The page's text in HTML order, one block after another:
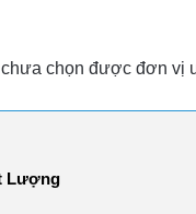
chọn được đơn vị
Lượng